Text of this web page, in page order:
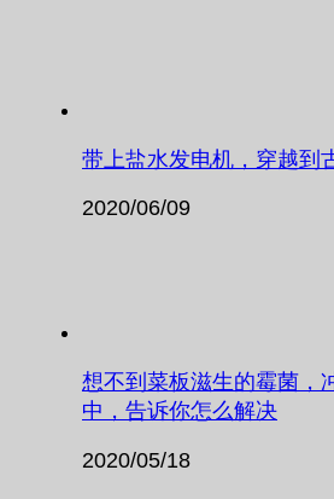
带上盐水发电机，穿越到
2020/06/09
想不到菜板滋生的霉菌，
中，告诉你怎么解决
2020/05/18